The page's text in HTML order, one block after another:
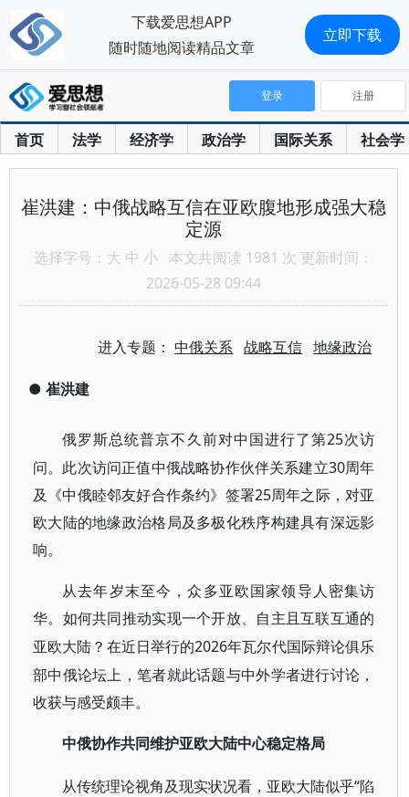
首页 法学 经济学 政治学 国际关系 社会学
登录 注册
崔洪建：中俄战略互信在亚欧腹地形成强大稳
定源
选择字号： 大 中 小 本文共阅读 1981 次 更新时间：
2026-05-28 09:44
进入专题：中俄关系 战略互信 地缘政治
● 崔洪建
俄罗斯总统普京不久前对中国进行了第25次访
问。此次访问正值中俄战略协作伙伴关系建立30周年
及《中俄睦邻友好合作条约》签署25周年之际，对亚
欧大陆的地缘政治格局及多极化秩序构建具有深远影
响。
从去年岁末至今，众多亚欧国家领导人密集访
华。如何共同推动实现一个开放、自主且互联互通的
亚欧大陆？在近日举行的2026年瓦尔代国际辩论俱乐
部中俄论坛上，笔者就此话题与中外学者进行讨论，
收获与感受颇丰。
中俄协作共同维护亚欧大陆中心稳定格局
从传统理论视角及现实状况看，亚欧大陆似乎“陷
下载爱思想APP
随时随地阅读精品文章
立即下载